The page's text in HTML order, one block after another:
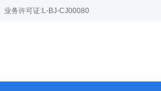
业务许可证:L-BJ-CJ00080